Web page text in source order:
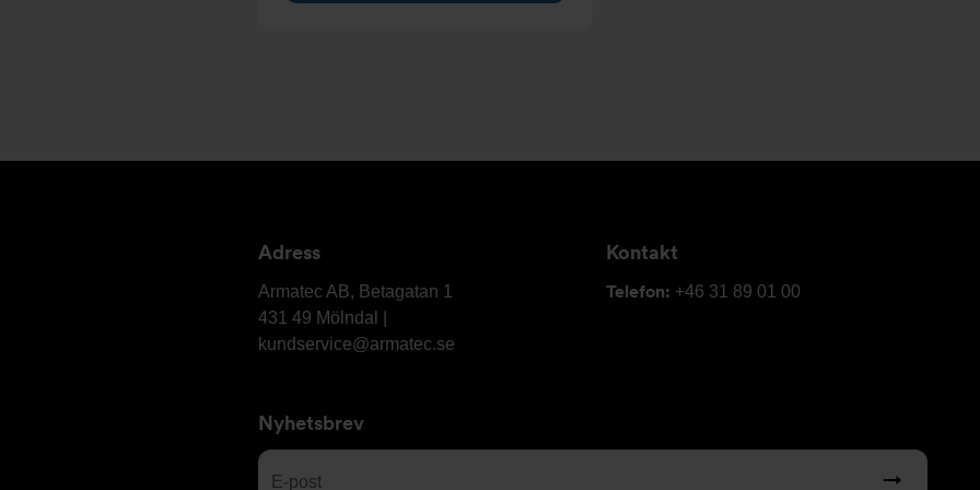
Adress
Armatec
Armatec AB, Betagatan 1
431 49 Mölndal |
kundservice@armatec.se
Kontakt
Telefon: +46 31 89 01 00
Nyhetsbrev
E-